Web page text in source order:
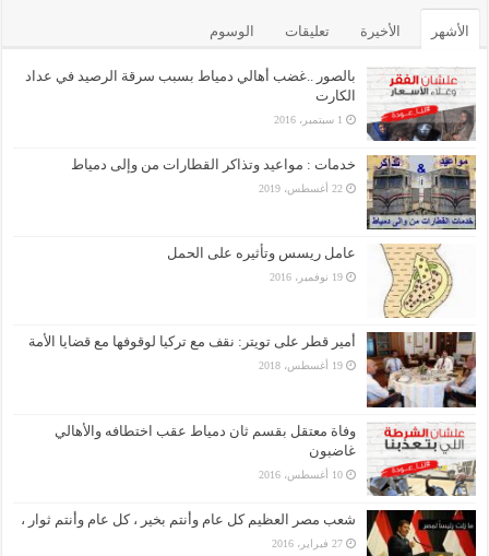
الأشهر الأخيرة تعليقات الوسوم
بالصور ..غضب أهالي دمياط بسبب سرقة الرصيد في عداد
الكارت
1 سبتمبر، 2016
خدمات : مواعيد وتذاكر القطارات من وإلى دمياط
22 أغسطس، 2019
عامل ريسس وتأثيره على الحمل
19 نوفمبر، 2016
أمير قطر على تويتر: نقف مع تركيا لوقوفها مع قضايا الأمة
19 أغسطس، 2018
وفاة معتقل بقسم ثان دمياط عقب اختطافه والأهالي
غاضبون
10 أغسطس، 2016
شعب مصر العظيم كل عام وأنتم بخير ، كل عام وأنتم ثوار ،
27 فبراير، 2016